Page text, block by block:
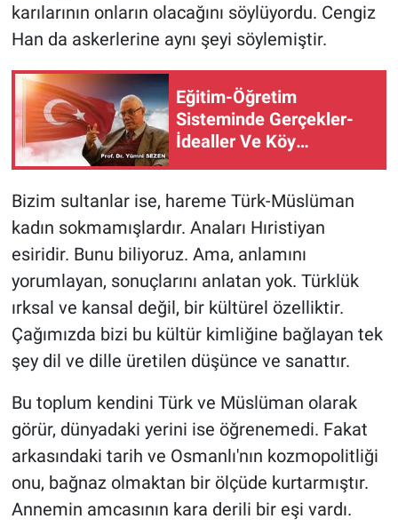
karılarının onların olacağını söylüyordu. Cengiz
Han da askerlerine aynı şeyi söylemiştir.
Eğitim-Öğretim
Sisteminde Gerçekler-
İdealler Ve Köy
Bizim sultanlar ise, hareme Türk-Müslüman
kadın sokmamışlardır. Anaları Hıristiyan
esiridir. Bunu biliyoruz. Ama, anlamını
yorumlayan, sonuçlarını anlatan yok. Türklük
ırksal ve kansal değil, bir kültürel özelliktir.
Çağımızda bizi bu kültür kimliğine bağlayan tek
şey dil ve dille üretilen düşünce ve sanattır.
Bu toplum kendini Türk ve Müslüman olarak
görür, dünyadaki yerini ise öğrenemedi. Fakat
arkasındaki tarih ve Osmanlı'nın kozmopolitliği
onu, bağnaz olmaktan bir ölçüde kurtarmıştır.
Annemin amcasının kara derili bir eşi vardı.